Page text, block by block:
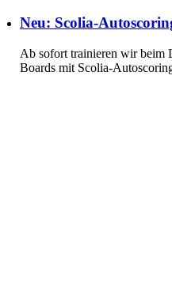
Neu: Scolia-
Ab sofort trainieren wir beim
Boards mit Scolia-